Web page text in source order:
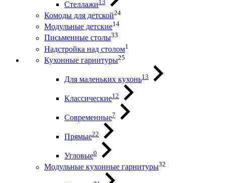
Стеллажи
Комоды для детской24
Модульные детские14
Письменные столы33
Надстройка над столом1
Кухонные гарнитуры25
Для маленьких кухонь13
Классические12
Современные7
Прямые22
Угловые0
Модульные кухонные гарнитуры32